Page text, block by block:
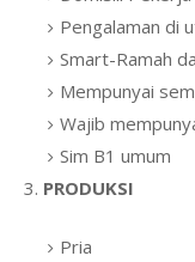
Pengalaman di
Smart-Ramah
Mempunyai
Wajib
Sim B1 umum
3. PRODUKSI
Pria